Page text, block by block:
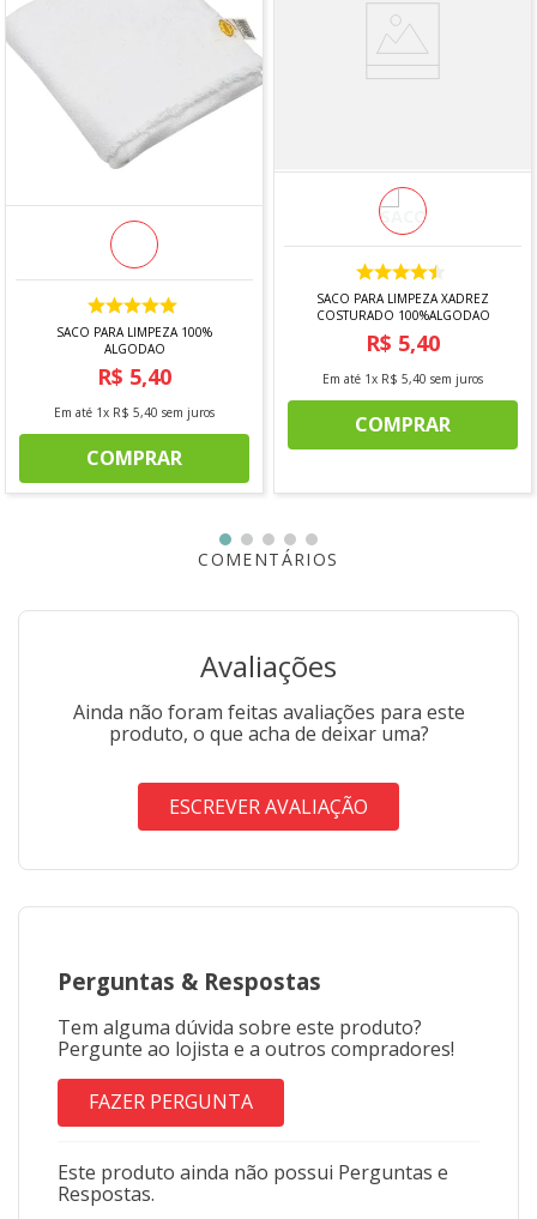
*Acessorios não inclusos*
*IMAGEM MERAMENTE ILUSTRATIVA*
SACO PARA LIMPEZA 100%
ALGODAO
R$ 5,40
Em até 1x R$ 5,40 sem juros
COMPRAR
SACO PARA LIMPEZA XADREZ
COSTURADO 100%ALGODAO
R$ 5,40
Em até 1x R$ 5,40 sem juros
COMPRAR
COMENTÁRIOS
Avaliações
Ainda não foram feitas avaliações para este
produto, o que acha de deixar uma?
ESCREVER AVALIAÇÃO
Perguntas & Respostas
Tem alguma dúvida sobre este produto?
Pergunte ao lojista e a outros compradores!
FAZER PERGUNTA
Este produto ainda não possui Perguntas e
Respostas.